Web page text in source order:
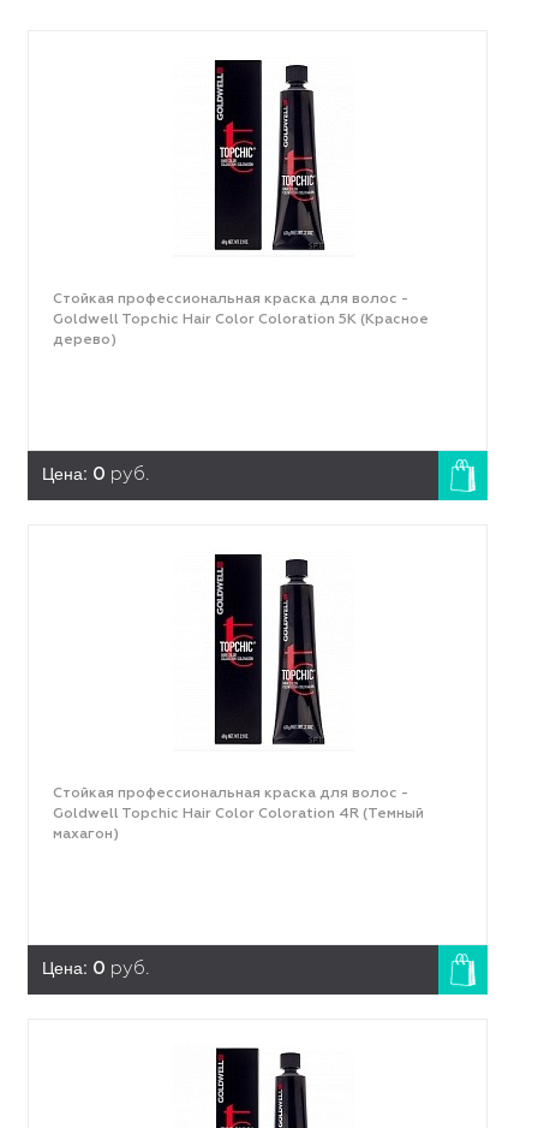
Стойкая профессиональная краска для волос -
Goldwell Topchic Hair Color Coloration 5K (Красное
дерево)
Цена: 0 руб.
Стойкая профессиональная краска для волос -
Goldwell Topchic Hair Color Coloration 4R (Темный
махагон)
Цена: 0 руб.